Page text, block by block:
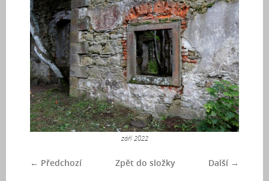
září 2022
← Předchozí Další →
Zpět do složky